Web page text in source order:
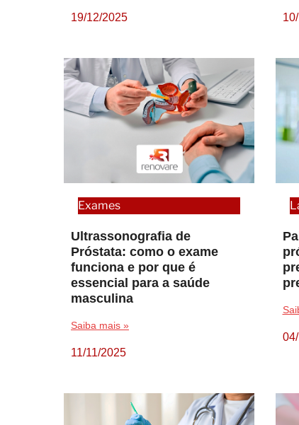
19/12/2025
Exames
Ultrassonografia de
Próstata: como o exame
funciona e por que é
essencial para a saúde
masculina
Saiba mais »
11/11/2025